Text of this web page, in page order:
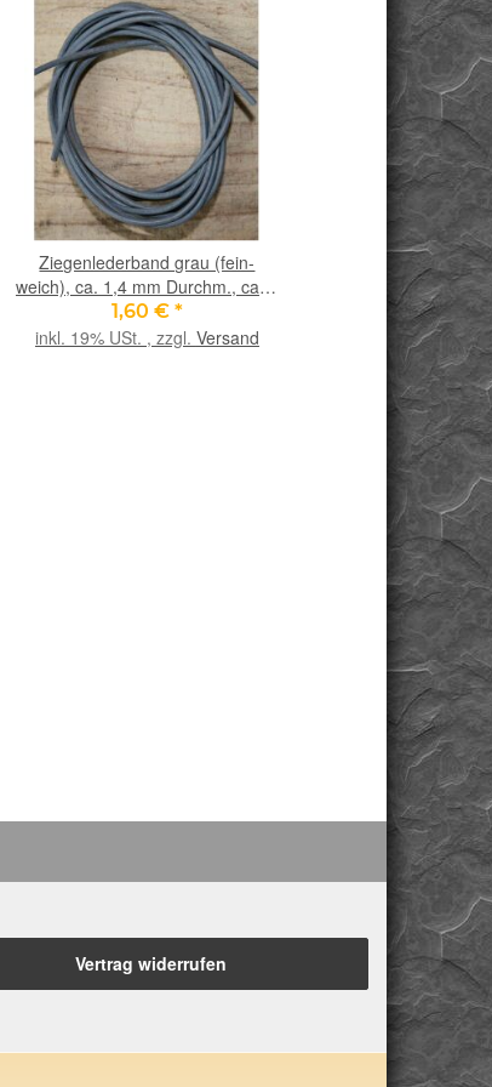
Ziegenlederband grau (fein-
weich), ca. 1,4 mm Durchm., ca. 1
m lang
1,60 € *
inkl. 19% USt. , zzgl. Versand
Ziegenlederband
weich), ca. 1,4 mm
m lang
1,60 € *
inkl. 19% USt. ,
Vertrag widerrufen